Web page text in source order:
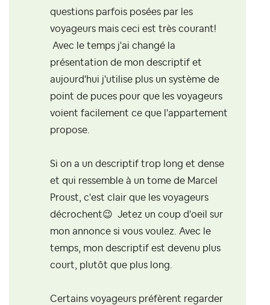
questions parfois posées par les
voyageurs mais ceci est très courant!
Avec le temps j'ai changé la
présentation de mon descriptif et
aujourd'hui j'utilise plus un système de
point de puces pour que les voyageurs
voient facilement ce que l'appartement
propose.
Si on a un descriptif trop long et dense
et qui ressemble à un tome de Marcel
Proust, c'est clair que les voyageurs
décrochent😉 Jetez un coup d'oeil sur
mon annonce si vous voulez. Avec le
temps, mon descriptif est devenu plus
court, plutôt que plus long.
Certains voyageurs préfèrent regarder